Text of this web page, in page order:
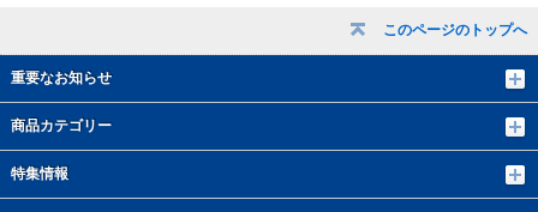
このページのトップへ
重要なお知らせ
商品カテゴリー
特集情報